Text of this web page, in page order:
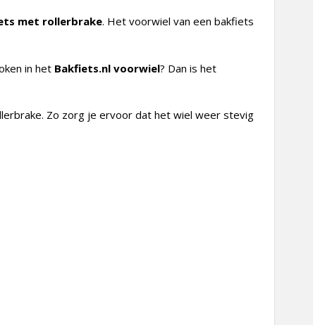
met rollerbrake. Het voorwiel van een bakfiets
in het Bakfiets.nl voorwiel? Dan is het
Zo zorg je ervoor dat het wiel weer stevig